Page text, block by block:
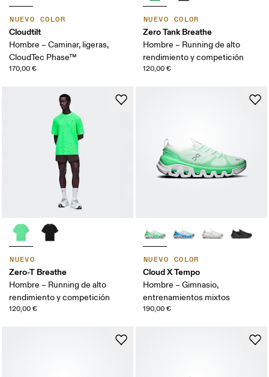
NUEVO COLOR
Cloudtilt
Hombre – Caminar, ligeras,
CloudTec Phase™
170,00 €
NUEVO COLOR
Zero Tank Breathe
Hombre – Running de alto
rendimiento y competición
120,00 €
NUEVO
Zero-T Breathe
Hombre – Running de alto
rendimiento y competición
120,00 €
NUEVO COLOR
Cloud X Tempo
Hombre – Gimnasio,
entrenamientos mixtos
190,00 €